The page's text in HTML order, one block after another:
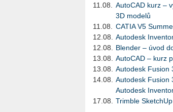
11.08.
AutoCAD kurz –
3D modelů
11.08.
CATIA V5
12.08.
Autodesk
12.08.
Blender – úvod
13.08.
AutoCAD – kurz
13.08.
Autodesk Fusion
14.08.
Autodesk Fusion
Autodesk
17.08.
Trimble